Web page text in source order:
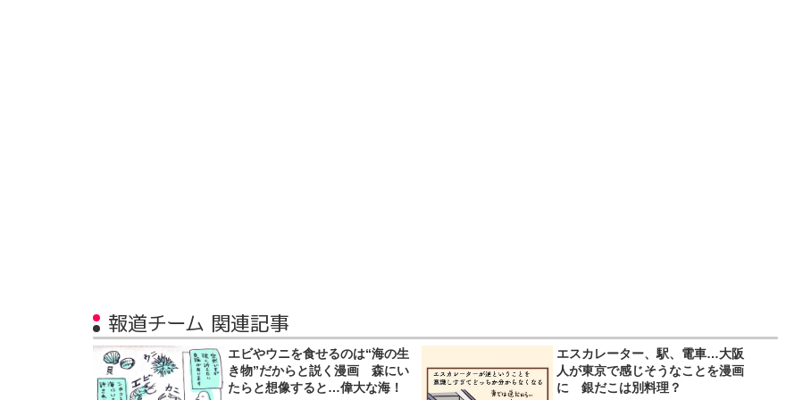
報道チーム 関連記事
エビやウニを食せるのは“海の生
き物”だからと説く漫画 森にい
たらと想像すると…偉大な海！
エスカレーター、駅、電車…大阪
人が東京で感じそうなことを漫画
に 銀だこは別料理？